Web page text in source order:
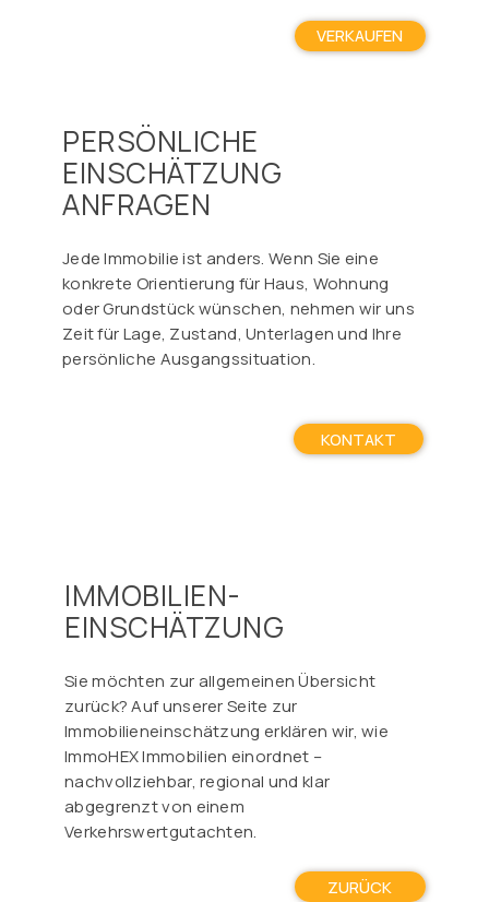
VERKAUFEN
PERSÖNLICHE
EINSCHÄTZUNG
ANFRAGEN
Jede Immobilie ist anders. Wenn Sie eine
konkrete Orientierung für Haus, Wohnung
oder Grundstück wünschen, nehmen wir uns
Zeit für Lage, Zustand, Unterlagen und Ihre
persönliche Ausgangssituation.
KONTAKT
IMMOBILIEN-
EINSCHÄTZUNG
Sie möchten zur allgemeinen Übersicht
zurück? Auf unserer Seite zur
Immobilieneinschätzung erklären wir, wie
ImmoHEX Immobilien einordnet –
nachvollziehbar, regional und klar
abgegrenzt von einem
Verkehrswertgutachten.
ZURÜCK